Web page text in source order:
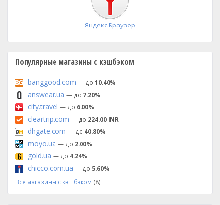
Яндекс.Браузер
Популярные магазины с кэшбэком
banggood.com — до 10.40%
answear.ua — до 7.20%
city.travel — до 6.00%
cleartrip.com — до 224.00 INR
dhgate.com — до 40.80%
moyo.ua — до 2.00%
gold.ua — до 4.24%
chicco.com.ua — до 5.60%
Все магазины с кэшбэком (8)